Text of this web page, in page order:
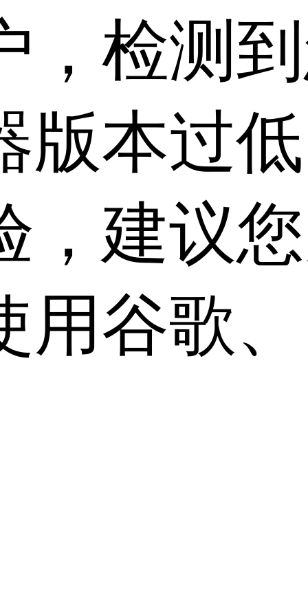
，检测
版本过
，建议
用谷歌